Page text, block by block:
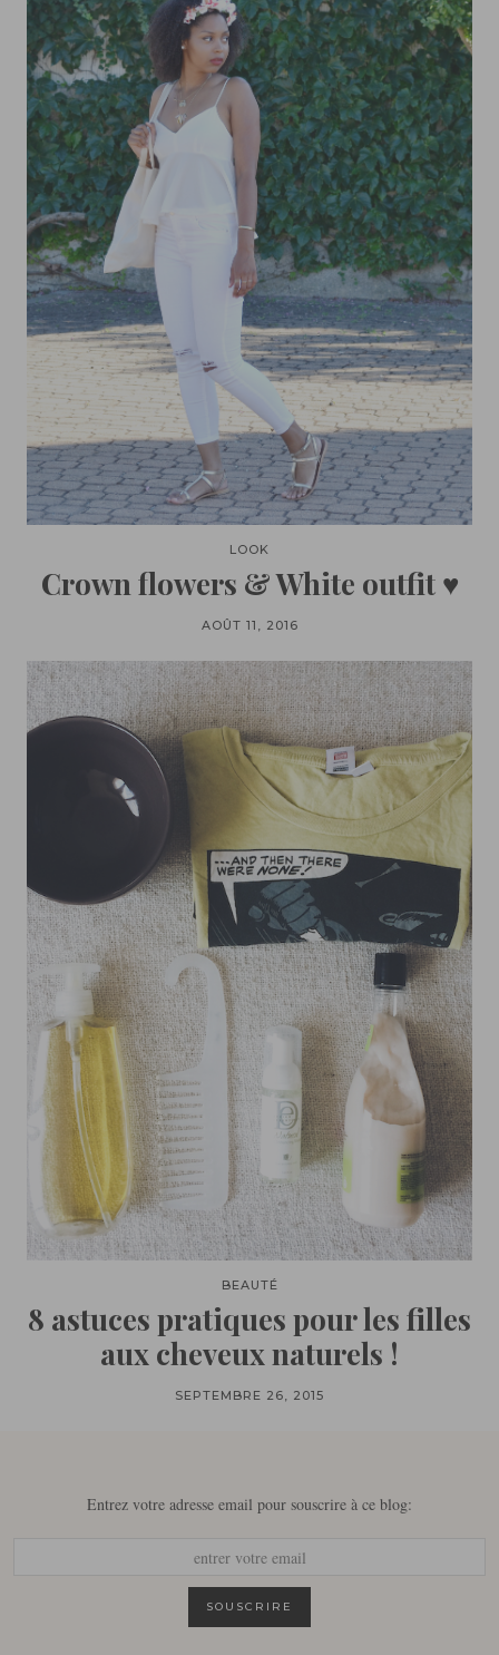
LOOK
Crown flowers & White outfit ♥
AOÛT 11, 2016
BEAUTÉ
8 astuces pratiques pour les filles
aux cheveux naturels !
SEPTEMBRE 26, 2015
Entrez votre adresse email pour souscrire à ce blog: